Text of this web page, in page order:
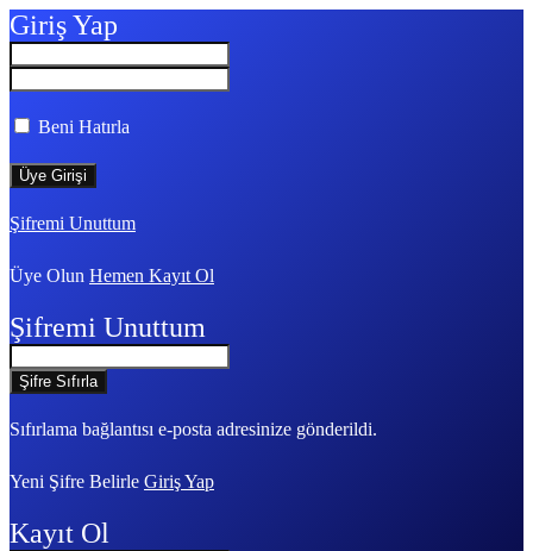
Giriş Yap
Beni Hatırla
Şifremi Unuttum
Üye Olun Hemen Kayıt Ol
Şifremi Unuttum
Sıfırlama bağlantısı e-posta adresinize gönderildi.
Yeni Şifre Belirle Giriş Yap
Kayıt Ol